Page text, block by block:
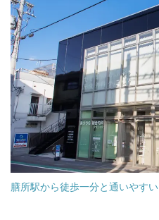
膳所駅から徒歩一分と通いやすい